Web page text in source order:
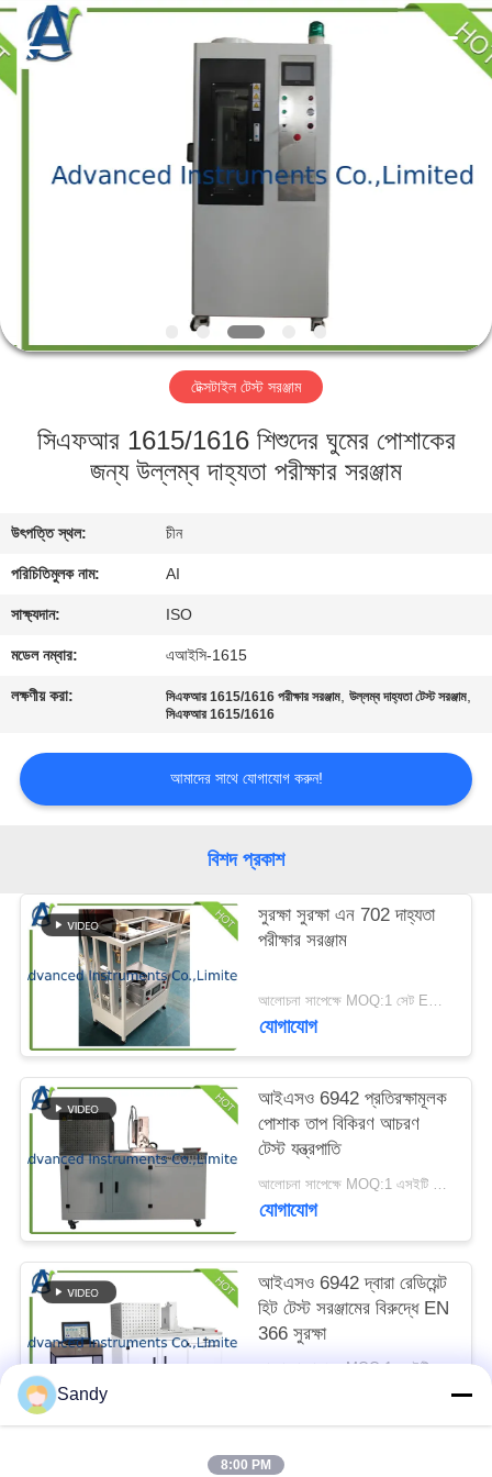
কারখানা
যোগাযোগ
করুন
খবর
মামলা
আবেদন
সাইট
PRIVACY
POLICY
Advanced
Instruments
Co.,Limited.
All
Rights
Reserved.
টেক্সটাইল টেস্ট সরঞ্জাম
সিএফআর 1615/1616 শিশুদের ঘুমের পোশাকের
জন্য উল্লম্ব দাহ্যতা পরীক্ষার সরঞ্জাম
উৎপত্তি স্থল: চীন
পরিচিতিমুলক নাম: AI
সাক্ষ্যদান: ISO
মডেল নম্বার: এআইসি-1615
লক্ষণীয় করা: সিএফআর 1615/1616 পরীক্ষার সরঞ্জাম,উল্লম্ব দাহ্যতা টেস্ট সরঞ্জাম,
সিএফআর 1615/1616
আমাদের সাথে যোগাযোগ করুন!
বিশদ প্রকাশ
সুরক্ষা সুরক্ষা এন 702 দাহ্যতা
পরীক্ষার সরঞ্জাম
আলোচনা সাপেক্ষে MOQ:1 সেট EN 702 যোগাযোগের তাপ ট্রান্সমিশন পরীক্ষক
যোগাযোগ
আইএসও 6942 প্রতিরক্ষামূলক
পোশাক তাপ বিকিরণ আচরণ
টেস্ট যন্ত্রপাতি
আলোচনা সাপেক্ষে MOQ:1 এসইটি প্রতিরক্ষামূলক পোশাক তাপ বিকিরণ আচরণ টেস্ট যন্ত্রপাতি
যোগাযোগ
আইএসও 6942 দ্বারা রেডিয়েন্ট
হিট টেস্ট সরঞ্জামের বিরুদ্ধে EN
366 সুরক্ষা
আলোচনা সাপেক্ষে MOQ:1 এসইটি র‌্যাডিয়েন্ট হিট টেস্ট সরঞ্জাম
Sandy
8:00 PM